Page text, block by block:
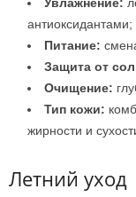
антиоксидантами;
Питание:
Защита от
Очищение:
Тип кожи:
жирности и
Летний уход